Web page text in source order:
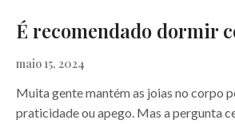
É recomendado dormir
maio 15, 2024
Muita gente mantém as joias no corpo
praticidade ou apego. Mas a pergunta